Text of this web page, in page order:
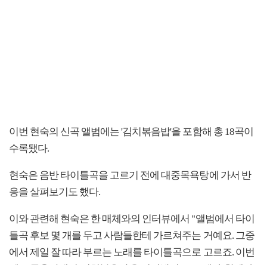
이번 현숙의 신곡 앨범에는 '김치볶음밥'을 포함해 총 18곡이
수록됐다.
현숙은 음반 타이틀곡을 고르기 전에 대중목욕탕에 가서 반
응을 살펴보기도 했다.
이와 관련해 현숙은 한 매체와의 인터뷰에서 "앨범에서 타이
틀곡 후보 몇 개를 두고 사람들한테 가르쳐주는 거예요. 그중
에서 제일 잘 따라 부르는 노래를 타이틀곡으로 고르죠. 이번